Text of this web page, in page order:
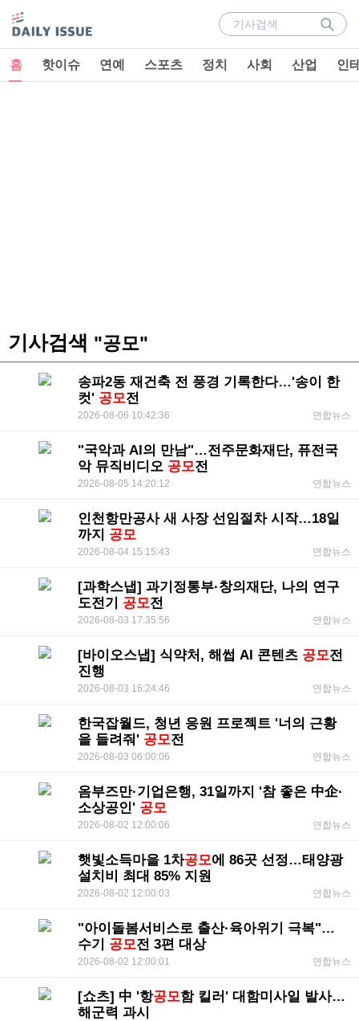
홈 핫이슈 연예 스포츠 정치 사회 산업 인
기사검색 "공모"
송파2동 재건축 전 풍경 기록한다…'송이 한
컷' 공모전
2026-08-06 10:42:36 연합뉴스
"국악과 AI의 만남"…전주문화재단, 퓨전국
악 뮤직비디오 공모전
2026-08-05 14:20:12 연합뉴스
인천항만공사 새 사장 선임절차 시작…18일
까지 공모
2026-08-04 15:15:43 연합뉴스
[과학스냅] 과기정통부·창의재단, 나의 연구
도전기 공모전
2026-08-03 17:35:56 연합뉴스
[바이오스냅] 식약처, 해썹 AI 콘텐츠 공모전
진행
2026-08-03 16:24:46 연합뉴스
한국잡월드, 청년 응원 프로젝트 '너의 근황
을 들려줘' 공모전
2026-08-03 06:00:06 연합뉴스
옴부즈만·기업은행, 31일까지 '참 좋은 中企·
소상공인' 공모
2026-08-02 12:00:06 연합뉴스
햇빛소득마을 1차공모에 86곳 선정…태양광
설치비 최대 85% 지원
2026-08-02 12:00:03 연합뉴스
"아이돌봄서비스로 출산·육아위기 극복"…
수기 공모전 3편 대상
2026-08-02 12:00:01 연합뉴스
[쇼츠] 中 '항공모함 킬러' 대함미사일 발사…
해군력 과시